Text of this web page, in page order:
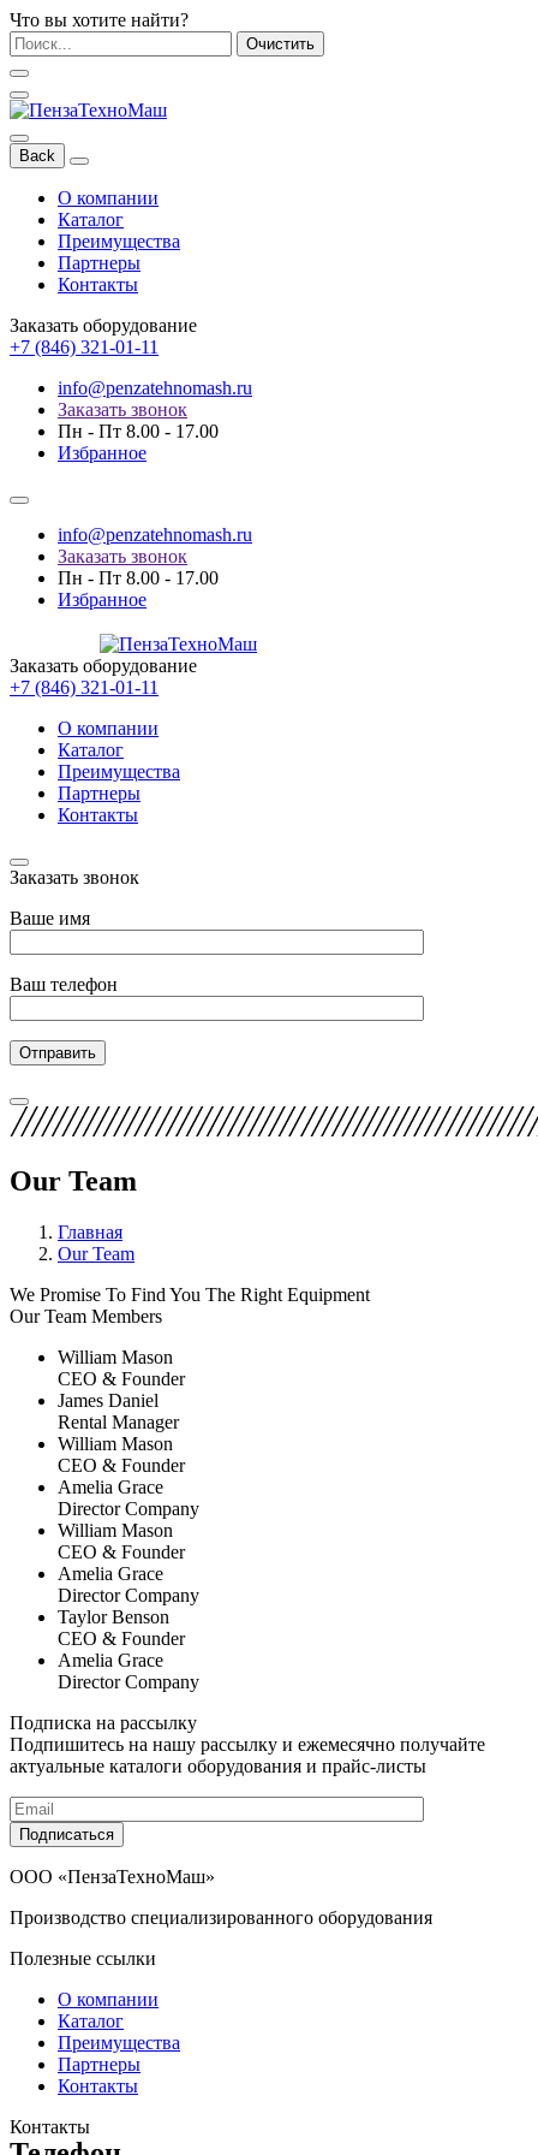
Что вы хотите найти?
Очистить
Back
О компании
Каталог
Преимущества
Партнеры
Контакты
Заказать оборудование
+7 (846) 321-01-11
info@penzatehnomash.ru
Заказать звонок
Пн - Пт 8.00 - 17.00
Избранное
info@penzatehnomash.ru
Заказать звонок
Пн - Пт 8.00 - 17.00
Избранное
Заказать оборудование
+7 (846) 321-01-11
О компании
Каталог
Преимущества
Партнеры
Контакты
Заказать звонок
Ваше имя
Ваш телефон
Our Team
Главная
Our Team
We Promise To Find You The Right Equipment
Our Team Members
William Mason
CEO & Founder
James Daniel
Rental Manager
William Mason
CEO & Founder
Amelia Grace
Director Company
William Mason
CEO & Founder
Amelia Grace
Director Company
Taylor Benson
CEO & Founder
Amelia Grace
Director Company
Подписка на рассылку
Подпишитесь на нашу рассылку и ежемесячно получайте
актуальные каталоги оборудования и прайс-листы
Подписаться
ООО «ПензаТехноМаш»
Производство специализированного оборудования
Полезные ссылки
О компании
Каталог
Преимущества
Партнеры
Контакты
Контакты